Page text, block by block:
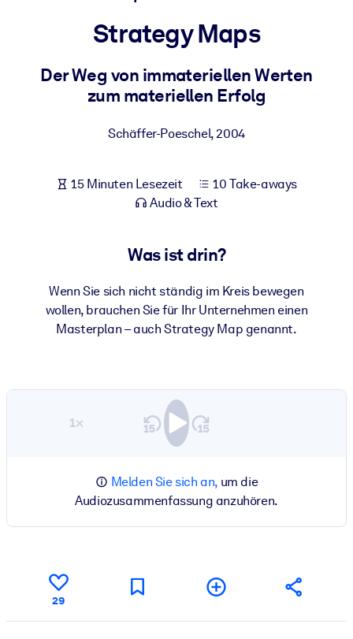
Bauen Sie eine gesunde und resiliente Belegschaft auf.
NACH SYSTEM
Integrieren Sie kompaktes, verifiziertes Wissen in Ihr LMS/LXP für
Für Unternehmensbibliotheken
Bereichern Sie Ihre Unternehmensbibliothek mit
Ihrer KI-Systeme zu optimieren.
Strategy Maps
Der Weg von immateriellen Werten
zum materiellen Erfolg
Schäffer-Poeschel,2004
15 Minuten Lesezeit
10 Take-aways
Audio & Text
Was ist drin?
Wenn Sie sich nicht ständig im Kreis bewegen
wollen, brauchen Sie für Ihr Unternehmen einen
Masterplan – auch Strategy Map genannt.
1×
Melden Sie sich an,um die
Audiozusammenfassung anzuhören.
29